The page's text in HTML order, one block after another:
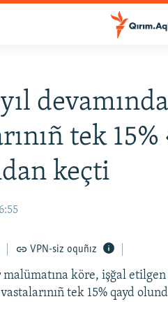
tek
keçti
VPN-siz oquñız
köre, işğal etilgen
tek 15% qayd